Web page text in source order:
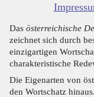
Das österreichische
zeichnet sich durch
einzigartigen
charakteristische
Die Eigenarten von
den Wortschatz